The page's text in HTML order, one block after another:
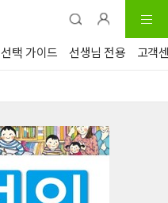
선택 가이드 선생님 전용 고객